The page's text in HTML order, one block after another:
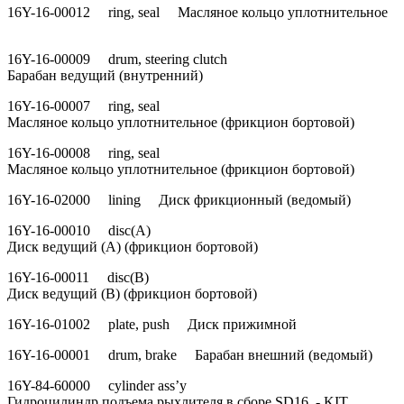
16Y-16-00012 ring, seal Масляное кольцо уплотнительное
16Y-16-00009 drum, steering clutch
Барабан ведущий (внутренний)
16Y-16-00007 ring, seal
Масляное кольцо уплотнительное (фрикцион бортовой)
16Y-16-00008 ring, seal
Масляное кольцо уплотнительное (фрикцион бортовой)
16Y-16-02000 lining Диск фрикционный (ведомый)
16Y-16-00010 disc(A)
Диск ведущий (А) (фрикцион бортовой)
16Y-16-00011 disc(B)
Диск ведущий (В) (фрикцион бортовой)
16Y-16-01002 plate, push Диск прижимной
16Y-16-00001 drum, brake Барабан внешний (ведомый)
16Y-84-60000 cylinder ass’y